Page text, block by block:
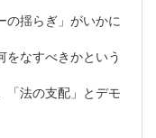
の揺らぎ」がいかに
をなすべきかという
「法の支配」とデモ